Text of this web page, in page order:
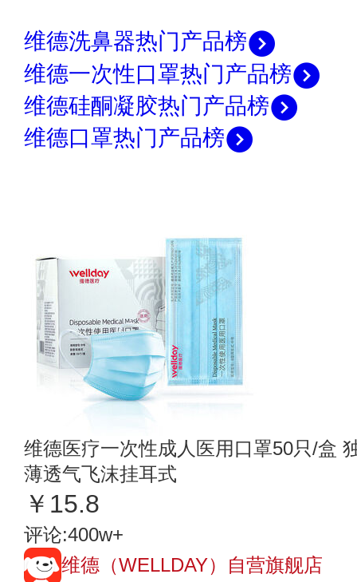
维德洗鼻器热门产品榜
维德一次性口罩热门产品榜
维德硅酮凝胶热门产品榜
维德口罩热门产品榜
维德医疗一次性成人医用口罩50只/盒
薄透气飞沫挂耳式
￥15.8
评论:400w+
维德（WELLDAY）自营旗舰店